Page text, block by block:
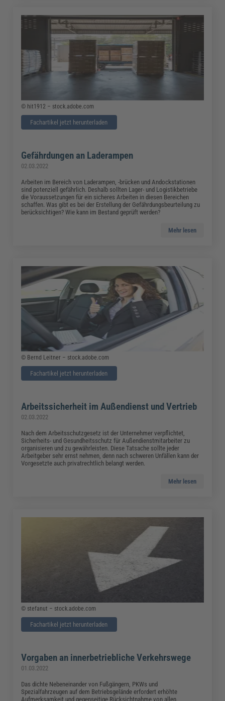
© hit1912 – stock.adobe.com
Fachartikel jetzt herunterladen
Gefährdungen an Laderampen
02.03.2022
Arbeiten im Bereich von Laderampen, -brücken und Andockstationen
sind potenziell gefährlich. Deshalb sollten Lager- und Logistikbetriebe
die Voraussetzungen für ein sicheres Arbeiten in diesen Bereichen
schaffen. Was gibt es bei der Erstellung der Gefährdungsbeurteilung zu
berücksichtigen? Wie kann im Bestand geprüft werden?
Mehr lesen
© Bernd Leitner – stock.adobe.com
Fachartikel jetzt herunterladen
Arbeitssicherheit im Außendienst und Vertrieb
02.03.2022
Nach dem Arbeitsschutzgesetz ist der Unternehmer verpflichtet,
Sicherheits- und Gesundheitsschutz für Außendienstmitarbeiter zu
organisieren und zu gewährleisten. Diese Tatsache sollte jeder
Arbeitgeber sehr ernst nehmen, denn nach schweren Unfällen kann der
Vorgesetzte auch privatrechtlich belangt werden.
Mehr lesen
© stefanut – stock.adobe.com
Fachartikel jetzt herunterladen
Vorgaben an innerbetriebliche Verkehrswege
01.03.2022
Das dichte Nebeneinander von Fußgängern, PKWs und
Spezialfahrzeugen auf dem Betriebsgelände erfordert erhöhte
Aufmerksamkeit und gegenseitige Rücksichtnahme von allen